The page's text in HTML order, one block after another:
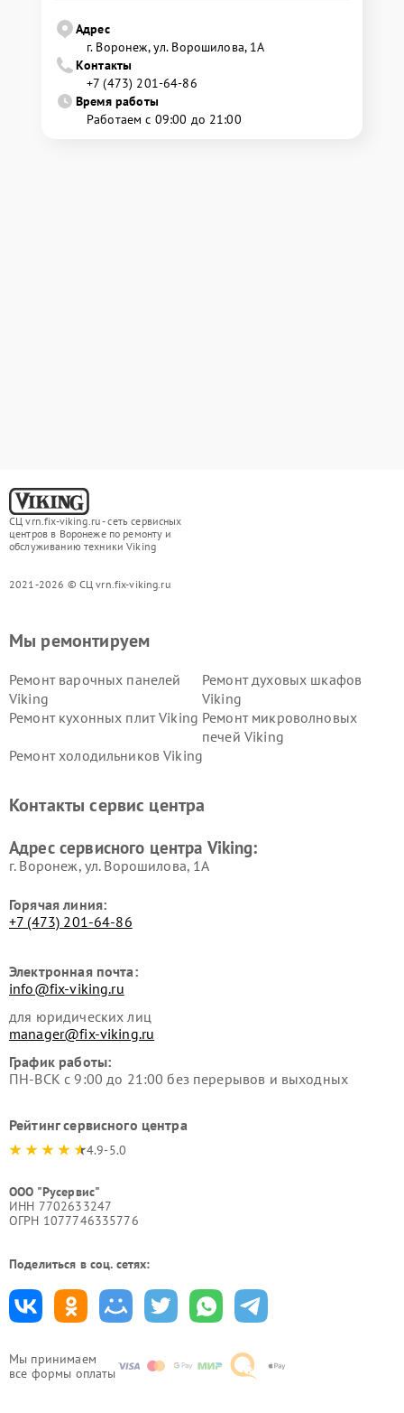
Адрес
г. Воронеж, ул. Ворошилова, 1А
Контакты
+7 (473) 201-64-86
Время работы
Работаем с 09:00 до 21:00
СЦ vrn.fix-viking.ru - сеть сервисных
центров в Воронеже по ремонту и
обслуживанию техники Viking
2021-2026 © СЦ vrn.fix-viking.ru
Мы принимаем
все формы оплаты
Мы ремонтируем
Ремонт варочных панелей
Viking
Ремонт духовых шкафов
Viking
Ремонт кухонных плит Viking Ремонт микроволновых
печей Viking
Ремонт холодильников Viking
Контакты сервис центра
Адрес сервисного центра Viking:
г. Воронеж, ул. Ворошилова, 1А
Горячая линия:
+7 (473) 201-64-86
Электронная почта:
info@fix-viking.ru
для юридических лиц
manager@fix-viking.ru
График работы:
ПН-ВСК с 9:00 до 21:00 без перерывов и выходных
Рейтинг сервисного центра
4.9-5.0
ООО "Русервис"
ИНН 7702633247
ОГРН 1077746335776
Поделиться в соц. сетях: